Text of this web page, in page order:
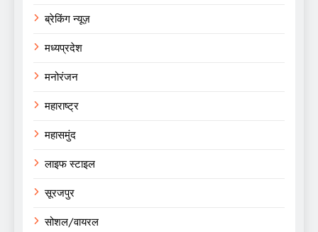
ब्रेकिंग न्यूज़
मध्यप्रदेश
मनोरंजन
महाराष्ट्र
महासमुंद
लाइफ स्टाइल
सूरजपुर
सोशल/वायरल